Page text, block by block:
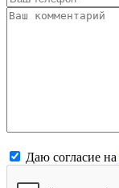
Даю согласие на